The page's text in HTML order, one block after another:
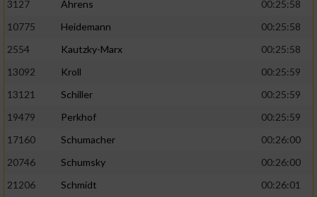
3127
Ahrens
00:25:58
10775
Heidemann
00:25:58
2554
Kautzky-Marx
00:25:58
13092
Kroll
00:25:59
13121
Schiller
00:25:59
19479
Perkhof
00:25:59
17160
Schumacher
00:26:00
20746
Schumsky
00:26:00
21206
Schmidt
00:26:01
verschiedenen Quellen
Verwendung reduzierter Daten zur Auswahl
IAB-Besonderheiten:
Verwendung genauer Standortdaten
Informationen identifizieren